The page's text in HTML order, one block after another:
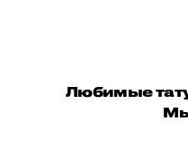
Любимые
Мы